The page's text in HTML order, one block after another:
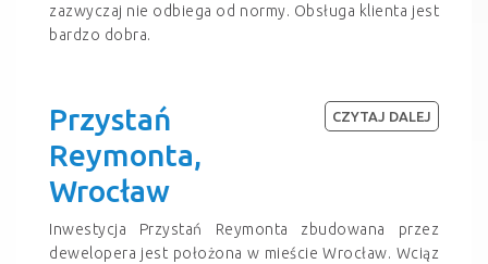
zazwyczaj nie odbiega od normy. Obsługa klienta jest
bardzo dobra.
Przystań
Reymonta,
Wrocław
Inwestycja Przystań Reymonta zbudowana przez
dewelopera jest położona w mieście Wrocław. Wciąz
CZYTAJ DALEJ